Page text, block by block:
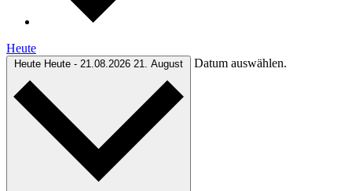
Heute
Heute Heute - 21.08.2026 21. August Datum auswählen.